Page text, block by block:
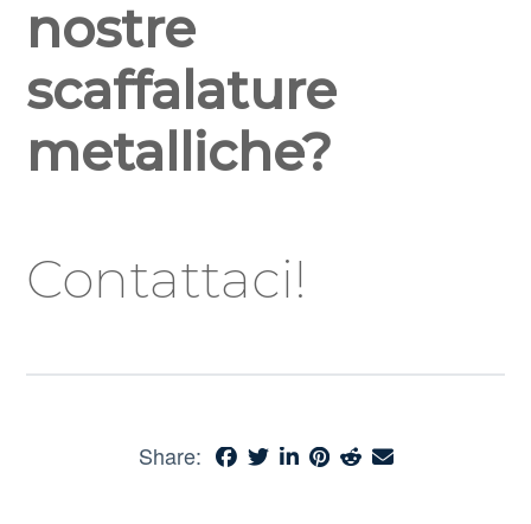
nostre
scaffalature
metalliche?
Contattaci!
Share: